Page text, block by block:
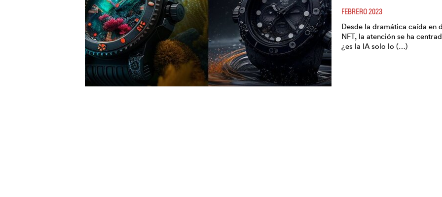
FEBRERO 2023
Desde la dramática caída en
NFT, la atención se ha
¿es la IA solo lo (…)